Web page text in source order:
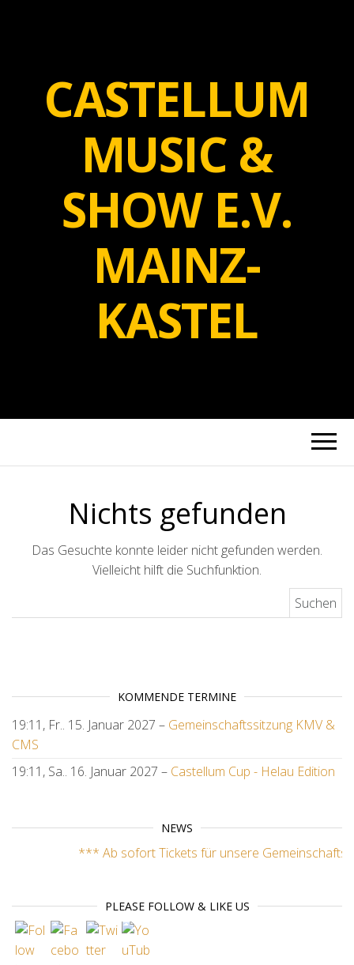
CASTELLUM
MUSIC &
SHOW E.V.
MAINZ-
KASTEL
Nichts gefunden
Das Gesuchte konnte leider nicht gefunden werden.
Vielleicht hilft die Suchfunktion.
KOMMENDE TERMINE
19:11, Fr.. 15. Januar 2027 – Gemeinschaftssitzung KMV &
CMS
19:11, Sa.. 16. Januar 2027 – Castellum Cup - Helau Edition
NEWS
*** Ab sofort Tickets für unsere
PLEASE FOLLOW & LIKE US